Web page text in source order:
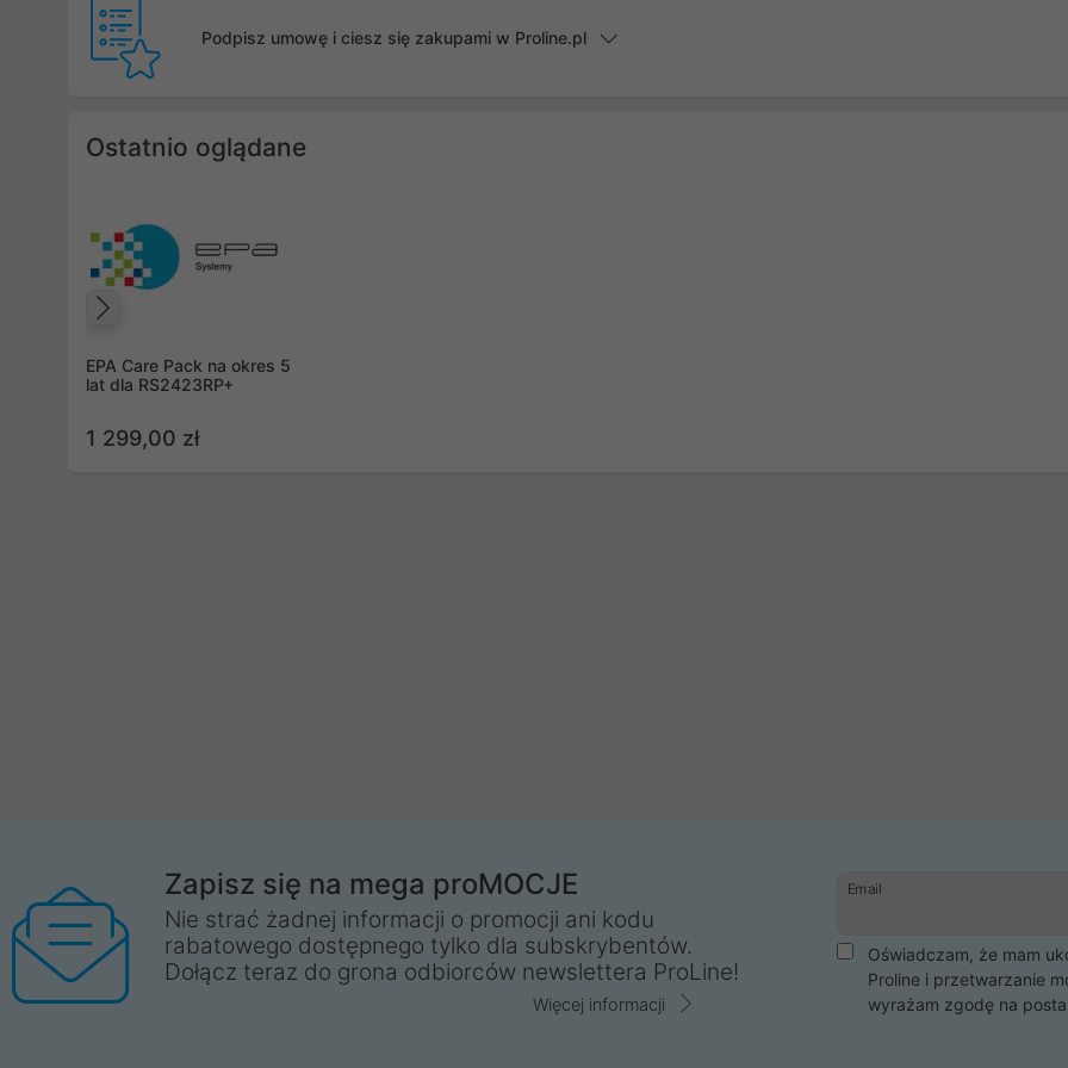
Podpisz umowę i ciesz się zakupami w Proline.pl
Ostatnio oglądane
EPA Care Pack na okres 5
lat dla RS2423RP+
1 299,00 zł
Zapisz się na mega proMOCJE
Nie strać żadnej informacji o promocji ani kodu
rabatowego dostępnego tylko dla subskrybentów.
Dołącz teraz do grona odbiorców newslettera ProLine!
Więcej informacji
Email
Oświadczam, że mam
Proline i przetwarzanie
wyrażam zgodę na